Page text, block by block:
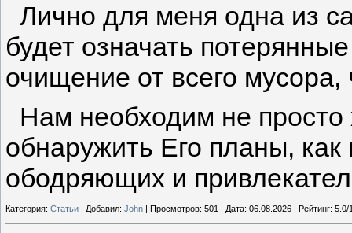
Лично для меня одна из
будет означать
очищение от всего
Нам необходим не просто
обнаружить Его планы,
ободряющих и
Категория: Статьи | Добавил: John | Просмотров: 501 | Дата: 06.08.2026 | Рейтинг: